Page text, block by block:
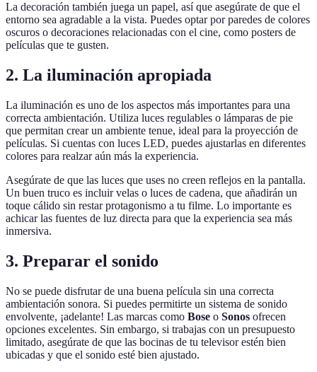
La decoración también juega un papel, así que asegúrate de que el
entorno sea agradable a la vista. Puedes optar por paredes de colores
oscuros o decoraciones relacionadas con el cine, como posters de
películas que te gusten.
2. La iluminación apropiada
La iluminación es uno de los aspectos más importantes para una
correcta ambientación. Utiliza luces regulables o lámparas de pie
que permitan crear un ambiente tenue, ideal para la proyección de
películas. Si cuentas con luces LED, puedes ajustarlas en diferentes
colores para realzar aún más la experiencia.
Asegúrate de que las luces que uses no creen reflejos en la pantalla.
Un buen truco es incluir velas o luces de cadena, que añadirán un
toque cálido sin restar protagonismo a tu filme. Lo importante es
achicar las fuentes de luz directa para que la experiencia sea más
inmersiva.
3. Preparar el sonido
No se puede disfrutar de una buena película sin una correcta
ambientación sonora. Si puedes permitirte un sistema de sonido
envolvente, ¡adelante! Las marcas como Bose o Sonos ofrecen
opciones excelentes. Sin embargo, si trabajas con un presupuesto
limitado, asegúrate de que las bocinas de tu televisor estén bien
ubicadas y que el sonido esté bien ajustado.